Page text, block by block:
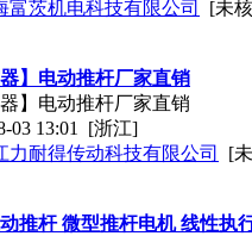
富茨机电科技有限公司
[未
器】电动推杆厂家直销
器】电动推杆厂家直销
03 13:01 [浙江]
力耐得传动科技有限公司
[
推杆 微型推杆电机 线性执